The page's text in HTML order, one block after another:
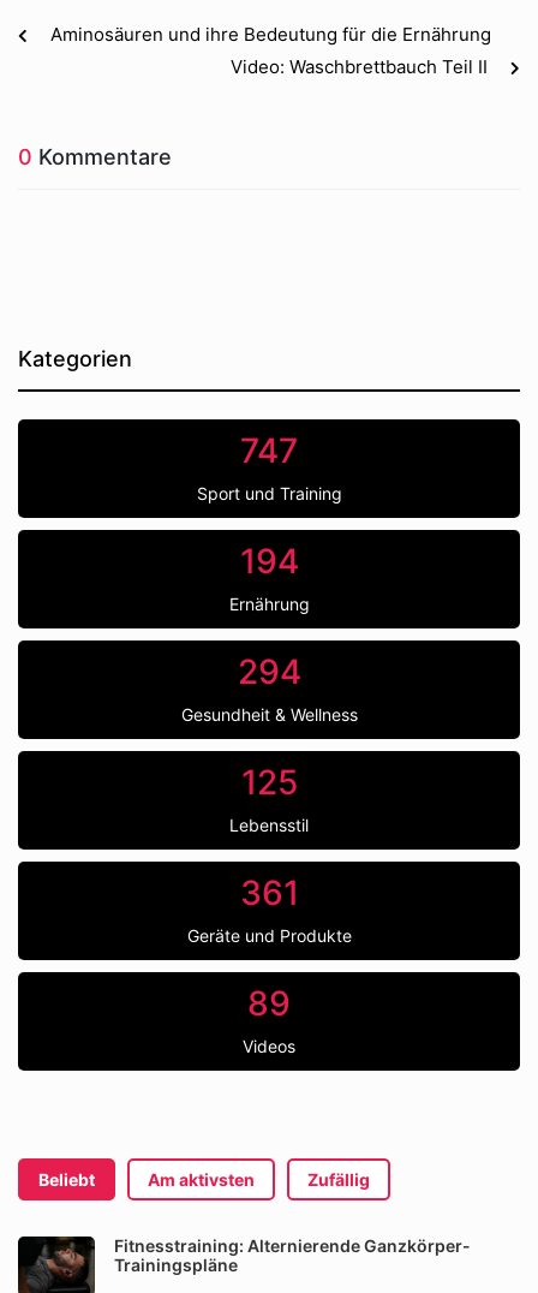
Aminosäuren und ihre Bedeutung für die Ernährung
Video: Waschbrettbauch Teil II
0 Kommentare
Kategorien
747
Sport und Training
194
Ernährung
294
Gesundheit & Wellness
125
Lebensstil
361
Geräte und Produkte
89
Videos
Beliebt Am aktivsten Zufällig
Fitnesstraining: Alternierende Ganzkörper-
Trainingspläne